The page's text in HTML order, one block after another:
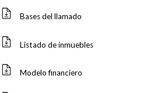
Bases del llamado
Listado de inmuebles
Modelo financiero